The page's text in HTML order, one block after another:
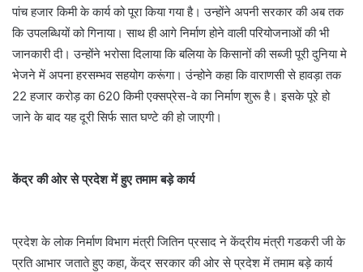
पांच हजार किमी के कार्य को पूरा किया गया है। उन्होंने अपनी सरकार की अब तक
कि उपलब्धियों को गिनाया। साथ ही आगे निर्माण होने वाली परियोजनाओं की भी
जानकारी दी। उन्होंने भरोसा दिलाया कि बलिया के किसानों की सब्जी पूरी दुनिया मे
भेजने में अपना हरसम्भव सहयोग करूंगा। उंन्होने कहा कि वाराणसी से हावड़ा तक
22 हजार करोड़ का 620 किमी एक्सप्रेस-वे का निर्माण शुरू है। इसके पूरे हो
जाने के बाद यह दूरी सिर्फ सात घण्टे की हो जाएगी।
केंद्र की ओर से प्रदेश में हुए तमाम बड़े कार्य
प्रदेश के लोक निर्माण विभाग मंत्री जितिन प्रसाद ने केंद्रीय मंत्री गडकरी जी के
प्रति आभार जताते हुए कहा, केंद्र सरकार की ओर से प्रदेश में तमाम बड़े कार्य